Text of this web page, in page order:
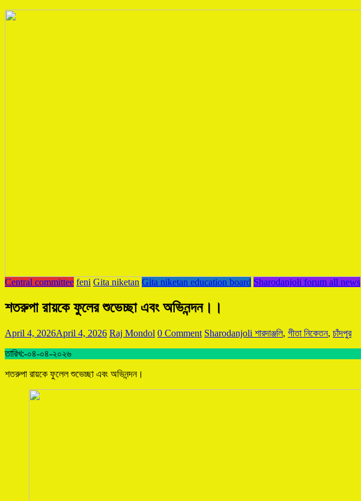
Central committee feni Gita niketan Gita niketan education board Sharodanjoli forum all news
শতরুপা রায়কে ফুলের শুভেচ্ছা এবং অভিনন্দন।।
April 4, 2026April 4, 2026 Raj Mondol 0 Comment Sharodanjoli শারদাঞ্জলি, গীতা নিকেতন, চাঁদপুর
তারিখ:-০৪-০৪-২০২৬
শতরুপা রায়কে ফুলেল শুভেচ্ছা এবং অভিনন্দন।